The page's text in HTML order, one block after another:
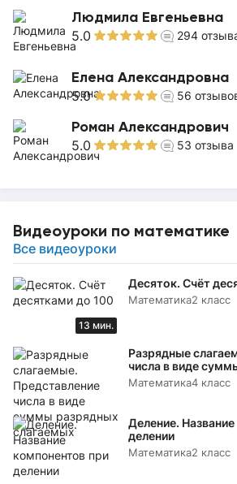
Людмила Евгеньевна
5.0 294
Елена Александровна
5.0 56
Роман Александрович
5.0 53 отзыва
Видеоуроки по математике
Все видеоуроки
13 мин.
Десяток. Счёт
Математика2 класс
Разрядные
числа в виде
слагаемых
Математика4 класс
Деление.
делении
Математика2 класс